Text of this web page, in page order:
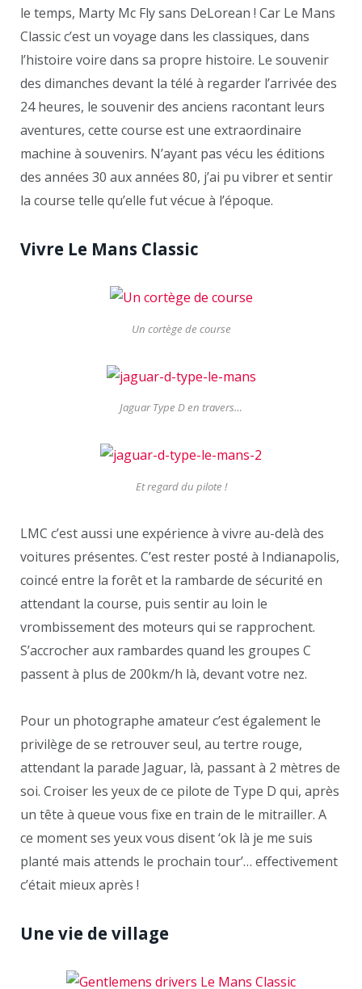
le temps, Marty Mc Fly sans DeLorean ! Car Le Mans
Classic c’est un voyage dans les classiques, dans
l’histoire voire dans sa propre histoire. Le souvenir
des dimanches devant la télé à regarder l’arrivée des
24 heures, le souvenir des anciens racontant leurs
aventures, cette course est une extraordinaire
machine à souvenirs. N’ayant pas vécu les éditions
des années 30 aux années 80, j’ai pu vibrer et sentir
la course telle qu’elle fut vécue à l’époque.
Vivre Le Mans Classic
Un cortège de course
Jaguar Type D en travers…
Et regard du pilote !
LMC c’est aussi une expérience à vivre au-delà des
voitures présentes. C’est rester posté à Indianapolis,
coincé entre la forêt et la rambarde de sécurité en
attendant la course, puis sentir au loin le
vrombissement des moteurs qui se rapprochent.
S’accrocher aux rambardes quand les groupes C
passent à plus de 200km/h là, devant votre nez.
Pour un photographe amateur c’est également le
privilège de se retrouver seul, au tertre rouge,
attendant la parade Jaguar, là, passant à 2 mètres de
soi. Croiser les yeux de ce pilote de Type D qui, après
un tête à queue vous fixe en train de le mitrailler. A
ce moment ses yeux vous disent ‘ok là je me suis
planté mais attends le prochain tour’… effectivement
c’était mieux après !
Une vie de village